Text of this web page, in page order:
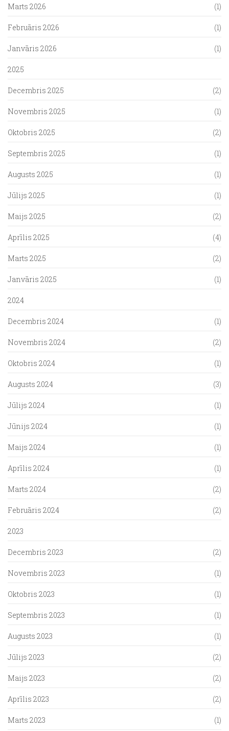
Marts 2026 (1)
Februāris 2026 (1)
Janvāris 2026 (1)
2025
Decembris 2025 (2)
Novembris 2025 (1)
Oktobris 2025 (2)
Septembris 2025 (1)
Augusts 2025 (1)
Jūlijs 2025 (1)
Maijs 2025 (2)
Aprīlis 2025 (4)
Marts 2025 (2)
Janvāris 2025 (1)
2024
Decembris 2024 (1)
Novembris 2024 (2)
Oktobris 2024 (1)
Augusts 2024 (3)
Jūlijs 2024 (1)
Jūnijs 2024 (1)
Maijs 2024 (1)
Aprīlis 2024 (1)
Marts 2024 (2)
Februāris 2024 (2)
2023
Decembris 2023 (2)
Novembris 2023 (1)
Oktobris 2023 (1)
Septembris 2023 (1)
Augusts 2023 (1)
Jūlijs 2023 (2)
Maijs 2023 (2)
Aprīlis 2023 (2)
Marts 2023 (1)